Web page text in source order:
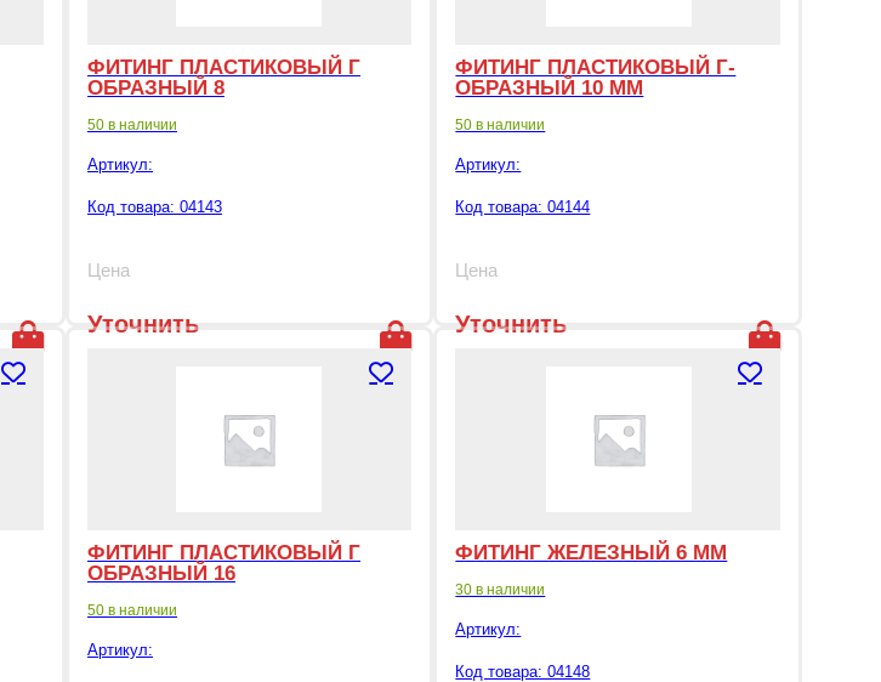
ФИТИНГ ПЛАСТИКОВЫЙ Г
ОБРАЗНЫЙ 8
50 в наличии
Артикул:
Код товара: 04143
Цена
Уточнить
ФИТИНГ ПЛАСТИКОВЫЙ Г-
ОБРАЗНЫЙ 10 ММ
50 в наличии
Артикул:
Код товара: 04144
Цена
Уточнить
ФИТИНГ ПЛАСТИКОВЫЙ Г
ОБРАЗНЫЙ 16
50 в наличии
Артикул:
ФИТИНГ ЖЕЛЕЗНЫЙ 6 ММ
30 в наличии
Артикул:
Код товара: 04148